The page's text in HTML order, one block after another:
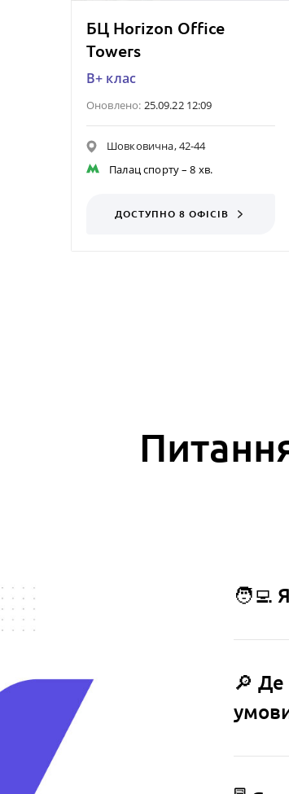
БЦ Horizon Office
Towers
B+ клас
Оновлено: 25.09.22 12:09
Шовковична, 42-44
Палац спорту– 8 хв.
ДОСТУПНО 8 ОФІСІВ
🧑‍💻
🔎 Де